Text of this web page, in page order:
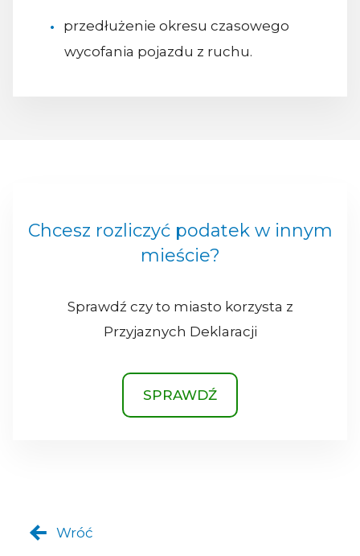
przedłużenie okresu czasowego
wycofania pojazdu z ruchu.
Chcesz rozliczyć podatek w innym
mieście?
Sprawdź czy to miasto korzysta z
Przyjaznych Deklaracji
SPRAWDŹ
Wróć